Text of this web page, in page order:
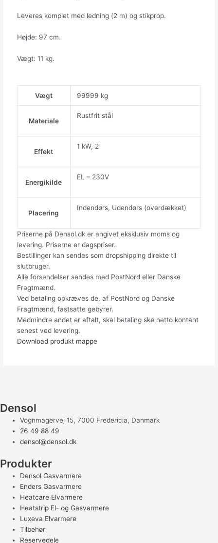
Leveres komplet med ledning (2 m) og stikprop.
Højde: 97 cm.
Vægt: 11 kg.
Vægt 99999 kg
Materiale
Rustfrit stål
Effekt
1 kW, 2
Energikilde
EL – 230V
Placering
Indendørs, Udendørs (overdækket)
Priserne på Densol.dk er angivet eksklusiv moms og
levering. Priserne er dagspriser.
Bestillinger kan sendes som dropshipping direkte til
slutbruger.
Alle forsendelser sendes med PostNord eller Danske
Fragtmænd.
Ved betaling opkræves de, af PostNord og Danske
Fragtmænd, fastsatte gebyrer.
Medmindre andet er aftalt, skal betaling ske netto kontant
senest ved levering.
Download produkt mappe
Densol
Vognmagervej 15, 7000 Fredericia, Danmark
26 49 88 49
densol@densol.dk
Produkter
Densol Gasvarmere
Enders Gasvarmere
Heatcare Elvarmere
Heatstrip El- og Gasvarmere
Luxeva Elvarmere
Tilbehør
Reservedele